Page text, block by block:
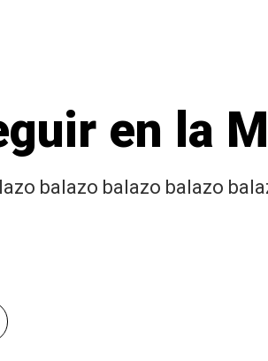
en la
balazo balazo balazo